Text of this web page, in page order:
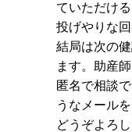
ていただけ
投げやりな
結局は次の
ます。助産
匿名で相談
うなメール
どうぞよろ